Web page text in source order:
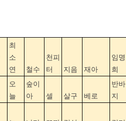
최
소
연
철수
천피
터
지음 재아
임명
희
오
늘
숲이
아
셀 살구 베로
반바
지